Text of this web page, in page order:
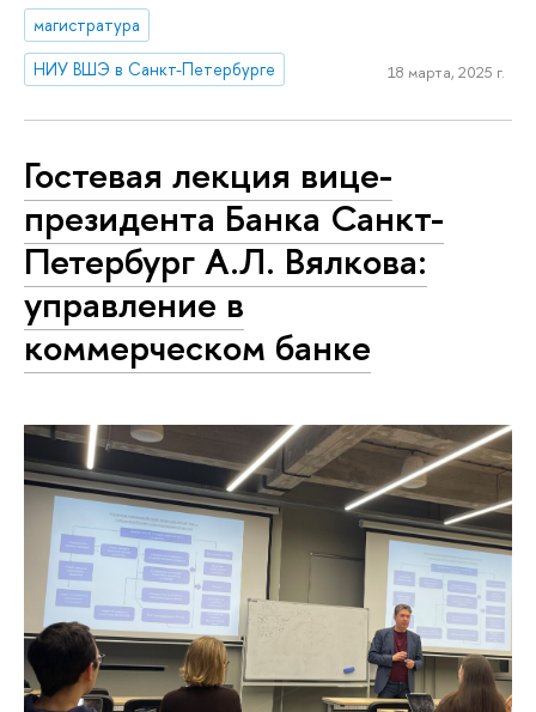
магистратура
НИУ ВШЭ в Санкт-Петербурге
18 марта, 2025 г.
Гостевая лекция вице-
президента Банка Санкт-
Петербург А.Л. Вялкова:
управление в
коммерческом банке